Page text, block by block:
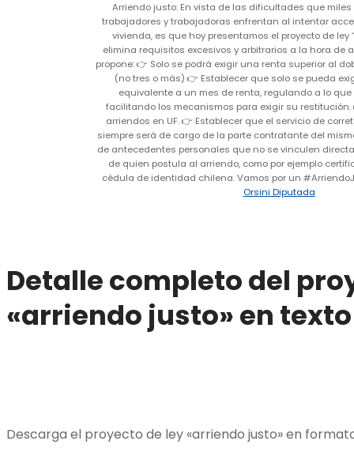
Arriendo justo: En vista de las dificultades que
trabajadores y trabajadoras enfrentan al intentar
vivienda, es que hoy presentamos el proyecto de ley
elimina requisitos excesivos y arbitrarios a la hora de
propone: 👉 Solo se podrá exigir una renta superior al
(no tres o más) 👉 Establecer que solo se pueda
equivalente a un mes de renta, regulando a lo
facilitando los mecanismos para exigir su restitución.
arriendos en UF. 👉 Establecer que el servicio de
siempre será de cargo de la parte contratante del
de antecedentes personales que no se vinculen
de quien postula al arriendo, como por ejemplo
cédula de identidad chilena. Vamos por un
Orsini Diputada
Detalle completo del
«arriendo justo» en texto
Descarga el proyecto de ley «arriendo justo» en